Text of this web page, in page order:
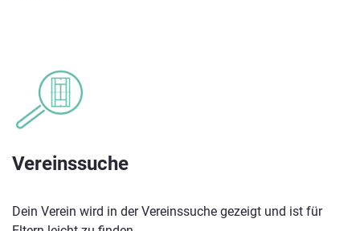
Vereinssuche
Dein Verein wird in der Vereinssuche gezeigt und ist für